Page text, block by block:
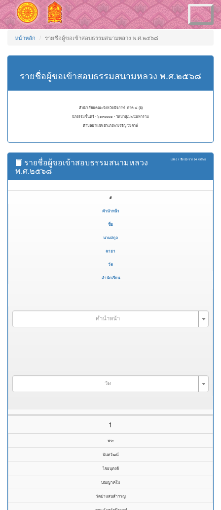
Toggle
navigation
หน้าหลัก รายชื่อผู้ขอเข้าสอบธรรมสนามหลวง พ.ศ.๒๕๖๘
รายชื่อผู้ขอเข้าสอบธรรมสนามหลวง พ.ศ.๒๕๖๘
สำนักเรียนคณะจังหวัดบึงกาฬ ภาค ๘ (ธ)
นักธรรมชั้นตรี - ๖๑๓๐๐๐๑ - วัดป่าสุเมฆนันทาราม
ตำบลป่าแฝก อำเภอพรเจริญ บึงกาฬ
แสดง 1 ถึง 50 จาก 64 ผลลัพธ์
รายชื่อผู้ขอเข้าสอบธรรมสนามหลวง
พ.ศ.๒๕๖๘
#
คำนำหน้า
ชื่อ
นามสกุล
ฉายา
วัด
สำนักเรียน
คำนำหน้า
วัด
1
พระ
นันทวัฒน์
ไชยบุตรดี
ปญฺญาคโม
วัดป่าแสนสำราญ